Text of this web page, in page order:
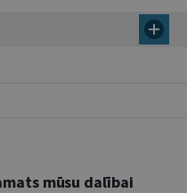
mūsu dalībai